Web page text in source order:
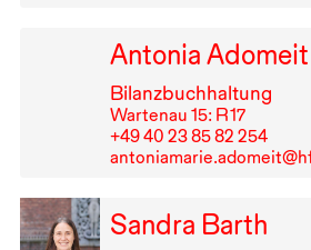
Antonia Adomeit
Bilanzbuchhaltung
Wartenau 15: R⁠ ⁠17
+49⁠ ⁠40⁠ ⁠23⁠ ⁠85⁠ ⁠82⁠ ⁠254
Sandra Barth